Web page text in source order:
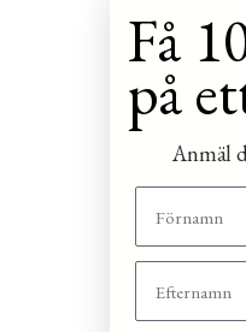
Få
på
Anmäl